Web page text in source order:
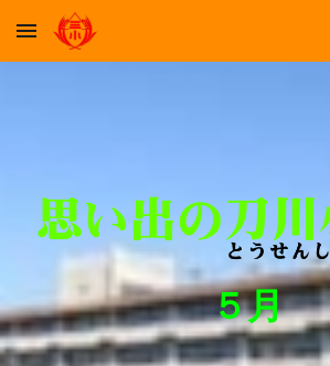
Skip to main content
５月